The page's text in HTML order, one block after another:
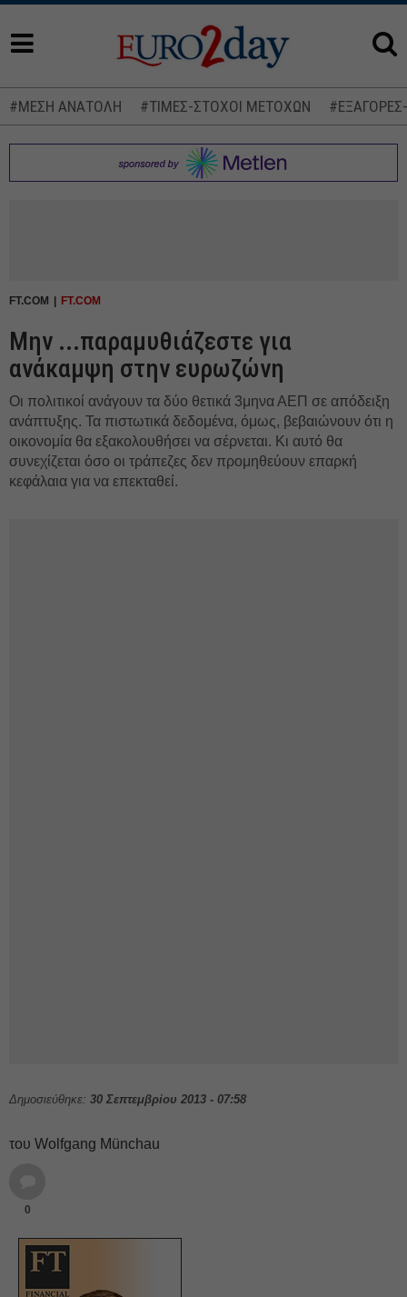
#ΜΕΣΗ ΑΝΑΤΟΛΗ #ΤΙΜΕΣ-ΣΤΟΧΟΙ ΜΕΤΟΧΩΝ
FT.COM FT.COM
Μην ...παραμυθιάζεστε για
ανάκαμψη στην ευρωζώνη
Οι πολιτικοί ανάγουν τα δύο θετικά 3μηνα ΑΕΠ σε απόδειξη
ανάπτυξης. Τα πιστωτικά δεδομένα, όμως, βεβαιώνουν ότι η
οικονομία θα εξακολουθήσει να σέρνεται. Κι αυτό θα
συνεχίζεται όσο οι τράπεζες δεν προμηθεύουν επαρκή
κεφάλαια για να επεκταθεί.
Δημοσιεύθηκε: 30 Σεπτεμβρίου 2013 - 07:58
του Wolfgang Münchau
0